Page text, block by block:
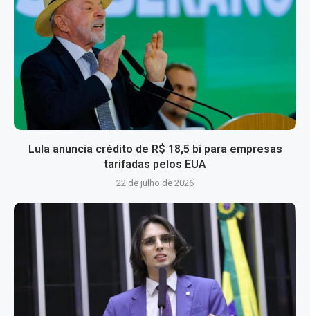
Lula anuncia crédito de R$ 18,5 bi para empresas
tarifadas pelos EUA
22 de julho de 2026